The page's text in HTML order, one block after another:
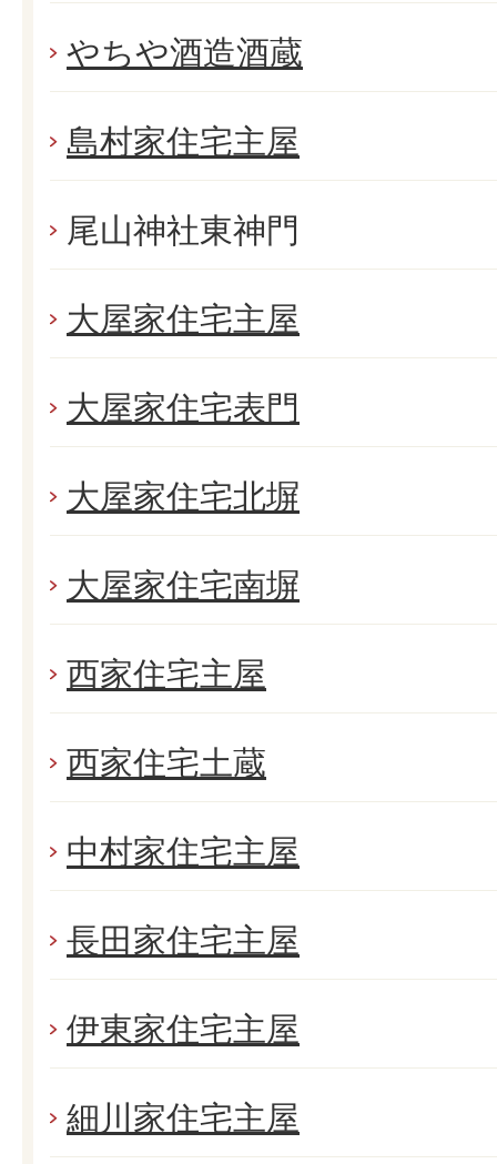
やちや酒造酒蔵
島村家住宅主屋
尾山神社東神門
大屋家住宅主屋
大屋家住宅表門
大屋家住宅北塀
大屋家住宅南塀
西家住宅主屋
西家住宅土蔵
中村家住宅主屋
長田家住宅主屋
伊東家住宅主屋
細川家住宅主屋